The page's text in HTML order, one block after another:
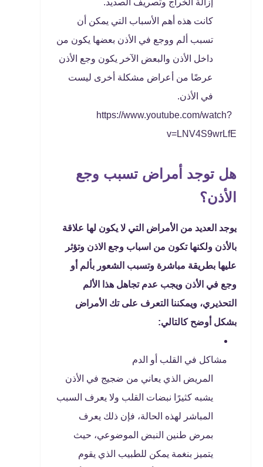
إزالة الخراج وتصريف الصديد.
كانت هذه أهم الأسباب التي يمكن أن
تسبب ألم ووجع في الأذن بعضها يكون من
داخل الأذن والبعض الآخر يكون وجع الأذن
عرضًا من أعراض مشكلة أخرى ليست
في الأذن.
https://www.youtube.com/watch?
v=LNV4S9wrLfE
هل توجد أمراض تسبب وجع
الأذن؟
يوجد العديد من الأمراض التي لا يكون لها علاقة
بالأذن ولكنها تكون من اسباب وجع الاذن وتؤثر
عليها بطريقة مباشرة وتسبب الشعور بألم أو
وجع في الأذن ويجب عدم تجاهل هذا الألم
التحذيري، ويمكننا التعرف على تك الأمراض
بشكل أوضح كالتالي:
مشاكل في القلب أو الدم
المريض الذي يعاني من ضجيج في الأذن
يشبه كثيرًا نبضات القلب ولا يعرف السبب
المباشر لهذه الحالة، فإن ذلك يعرف
بمرض طنين النبض الموضوعي، حيث
يتميز بنغمة يمكن للطبيب الذي يقوم